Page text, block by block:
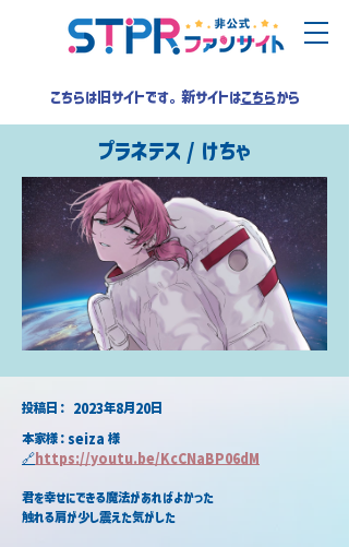
こちらは旧サイトです。新サイトはこちらから
プラネテス / けちゃ
2023年8月20日
​投稿日：
本家様：seiza 様
🔗https://youtu.be/KcCNaBP06dM
君を幸せにできる魔法があればよかった
触れる肩が少し震えた気がした